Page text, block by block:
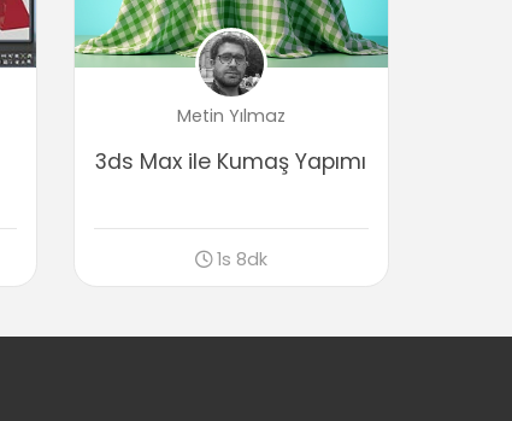
01:47
Metin Yılmaz
3ds Max ile Kumaş Yapımı
1s 8dk